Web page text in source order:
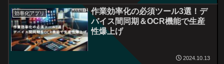
効率化アプリ
作業効率化の必須ツール3選！デ
バイス間同期＆OCR機能で生産
性爆上げ
2024.10.13